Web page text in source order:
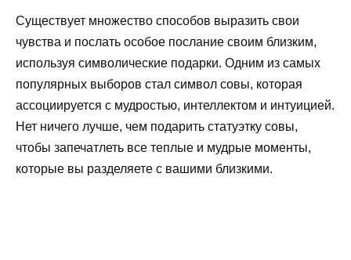
Существует множество способов выразить свои
чувства и послать особое послание своим близким,
используя символические подарки. Одним из самых
популярных выборов стал символ совы, которая
ассоциируется с мудростью, интеллектом и интуицией.
Нет ничего лучше, чем подарить статуэтку совы,
чтобы запечатлеть все теплые и мудрые моменты,
которые вы разделяете с вашими близкими.